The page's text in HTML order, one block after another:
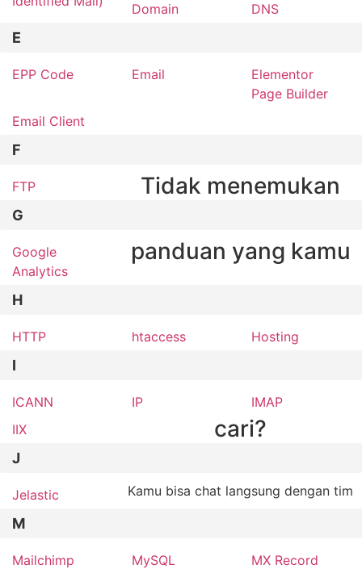
Domain DNS
E
EPP Code Email
Elementor
Page Builder
Email Client
F
FTP
G
Google
Analytics
H
HTTP htaccess Hosting
I
ICANN IP
IMAP
IIX
J
Jelastic
M
Mailchimp MySQL MX Record
Tidak menemukan
panduan yang kamu
cari?
Kamu bisa chat langsung dengan tim